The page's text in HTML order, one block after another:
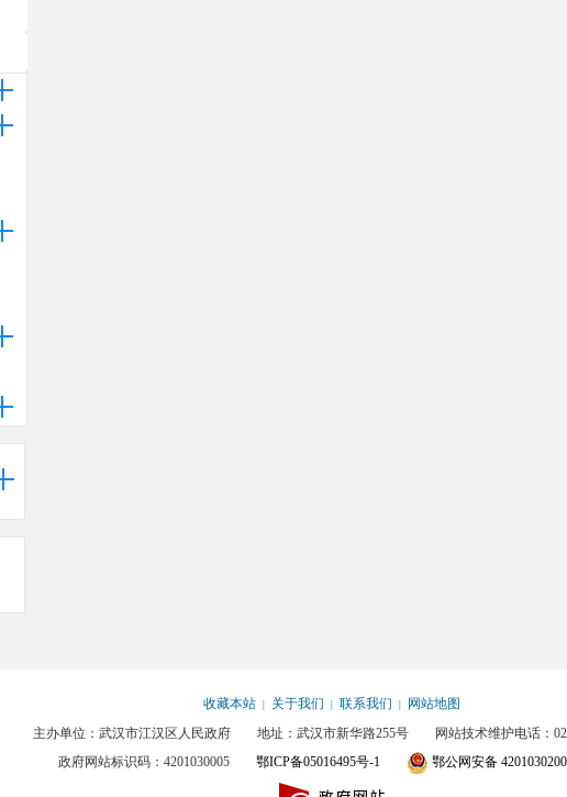
收藏本站 关于我们 联系我们
网站地图
主办单位：武汉市江汉区人民政府 地址：武汉市新华路255号 网站技术维护电话：
政府网站标识码：4201030005 鄂ICP备05016495号-1 鄂公网安备